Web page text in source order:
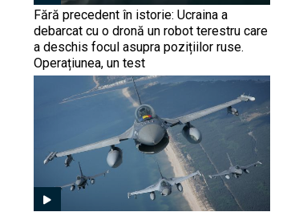
Fără precedent în istorie: Ucraina a
debarcat cu o dronă un robot terestru care
a deschis focul asupra pozițiilor ruse.
Operațiunea, un test